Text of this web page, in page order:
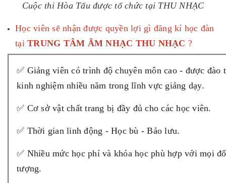
Cuộc thi Hòa Tấu được tổ chức tại THU NHẠC
Học viên sẽ nhận được quyền lợi gì đăng kí học đàn
tại TRUNG TÂM ÂM NHẠC THU NHẠC ?
✅ Giảng viên có trình độ chuyên môn cao - được đào
kinh nghiệm nhiều năm trong lĩnh vực giảng dạy.
✅ Cơ sở vật chất trang bị đầy đủ cho các học viên.
✅ Thời gian linh động - Học bù - Bảo lưu.
✅ Nhiều mức học phí và khóa học phù hợp với mọi
tượng.